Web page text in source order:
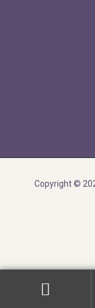
Copyright ©